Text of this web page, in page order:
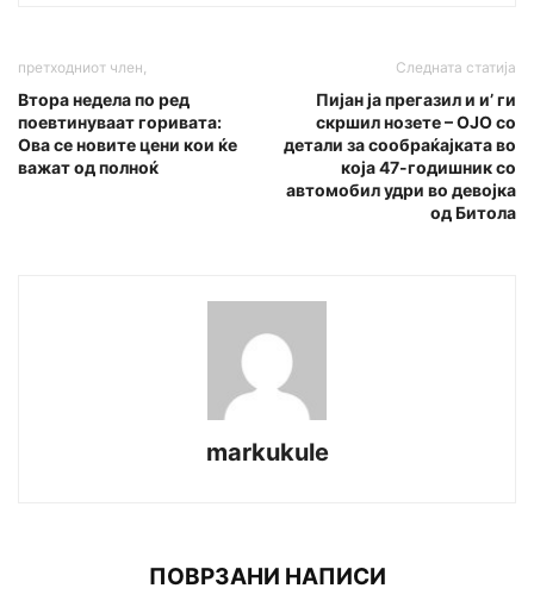
претходниот член,
Втора недела по ред
поевтинуваат горивата:
Ова се новите цени кои ќе
важат од полноќ
Следната статија
Пијан ја прегазил и и’ ги
скршил нозете – ОЈО со
детали за сообраќајката во
која 47-годишник со
автомобил удри во девојка
од Битола
markukule
ПОВРЗАНИ НАПИСИ